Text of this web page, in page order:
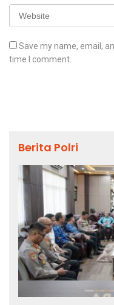
Save my name, email,
time I comment.
Berita Polri